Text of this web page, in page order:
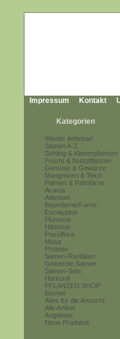
Impressum Kontakt
Kategorien
Wieder lieferbar!
Samen A-Z
Schling & Kletterpflanzen
Frucht & Nutzpflanzen
Gemüse & Gewürze
Mangroven & Teich
Palmen & Palmfarne
Acacia
Adenium
Baumfarne/Farne
Eucalyptus
Plumeria
Hibiskus
Passiflora
Musa
Proteen
Samen-Raritäten
Gekeimte Samen
Samen-Sets
Herkunft
PFLANZEN SHOP
Bücher
Alles für die Anzucht
Alle Artikel
Angebote
Neue Produkte